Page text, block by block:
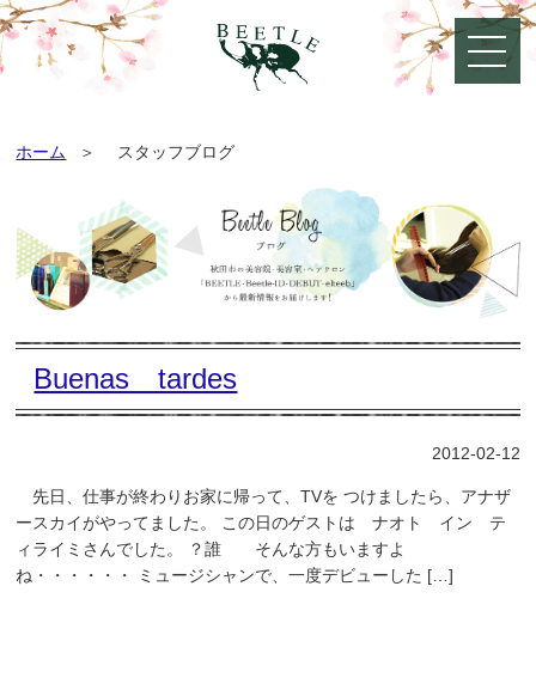
ホーム スタッフブログ
Buenas tardes
2012-02-12
先日、仕事が終わりお家に帰って、TVを つけましたら、アナザ
ースカイがやってました。 この日のゲストは ナオト イン テ
ィライミさんでした。 ？誰 そんな方もいますよ
ね・・・・・・ ミュージシャンで、一度デビューした […]